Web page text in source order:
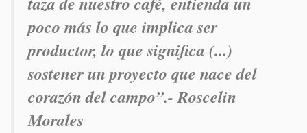
poco más lo que implica ser
productor, lo que significa (...)
sostener un proyecto que nace del
corazón del campo”.- Roscelin
Morales